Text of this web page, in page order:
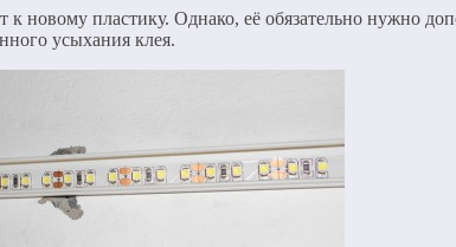
новому пластику. Однако, её обязательно нужно
усыхания клея.